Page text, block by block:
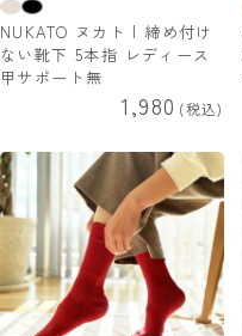
NUKATO ヌカト | 締め付け
ない靴下 5本指 レディース
甲サポート無
1,980 税込